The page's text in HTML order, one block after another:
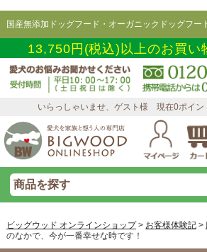
国産無添加ドッグフード・オーガニックドッグフ
13,750円(税込)以上のお買い
いらっしゃいませ、ゲスト様 現在0ポイン
ビッグウッド オンラインショップ> お客様体験記>
のなかで、今が一番幸せな時です！